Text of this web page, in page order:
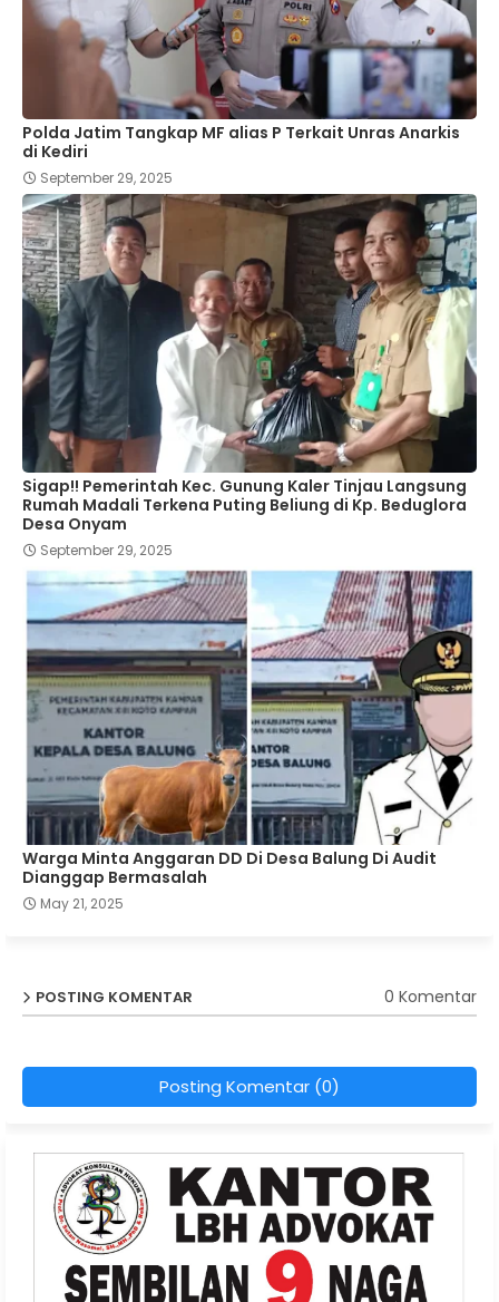
Polda Jatim Tangkap MF alias P Terkait Unras Anarkis
di Kediri
September 29, 2025
Sigap!! Pemerintah Kec. Gunung Kaler Tinjau Langsung
Rumah Madali Terkena Puting Beliung di Kp. Beduglora
Desa Onyam
September 29, 2025
Warga Minta Anggaran DD Di Desa Balung Di Audit
Dianggap Bermasalah
May 21, 2025
POSTING KOMENTAR 0 Komentar
Posting Komentar (0)